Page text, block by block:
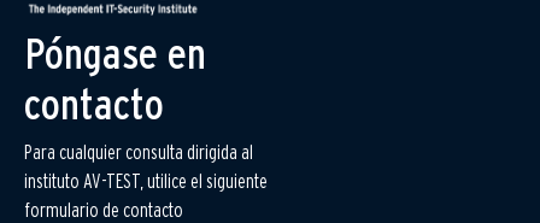
Póngase en
contacto
Para cualquier consulta dirigida al
instituto AV-TEST, utilice el siguiente
formulario de contacto